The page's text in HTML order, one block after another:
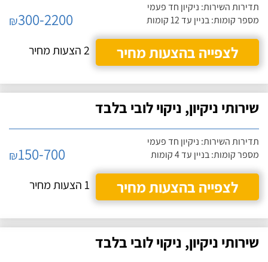
תדירות השירות: ניקיון חד פעמי
מספר קומות: בניין עד 12 קומות
₪300-2200
לצפייה בהצעות מחיר
2 הצעות מחיר
שירותי ניקיון, ניקוי לובי בלבד
תדירות השירות: ניקיון חד פעמי
מספר קומות: בניין עד 4 קומות
₪150-700
לצפייה בהצעות מחיר
1 הצעות מחיר
שירותי ניקיון, ניקוי לובי בלבד